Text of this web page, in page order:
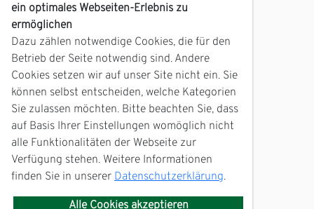
Karriere
Geschichte
Zukunft
mein Barth
Nachrichtenarchiv
Fotowettbewerb
Kalender 2026 &
Fotogalerie
EDIFACT-
Marktkommunikation
Kundenzentrum
Servicetelefon
Störungsmeldung
ein optimales Webseiten-Erlebnis zu
ermöglichen
Dazu zählen notwendige Cookies, die für den
Betrieb der Seite notwendig sind. Andere
Cookies setzen wir auf unser Site nicht ein. Sie
können selbst entscheiden, welche Kategorien
Sie zulassen möchten. Bitte beachten Sie, dass
auf Basis Ihrer Einstellungen womöglich nicht
alle Funktionalitäten der Webseite zur
Verfügung stehen. Weitere Informationen
finden Sie in unserer Datenschutzerklärung.
Alle Cookies akzeptieren